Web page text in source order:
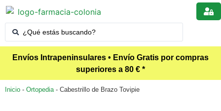
Envíos Intrapeninsulares • Envío Gratis por compras
superiores a 80 € *
Inicio - Ortopedia - Cabestrillo de Brazo Tovipie